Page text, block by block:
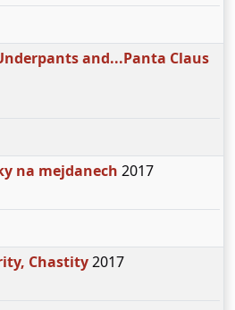
and...Panta Claus
na mejdanech 2017
Chastity2017